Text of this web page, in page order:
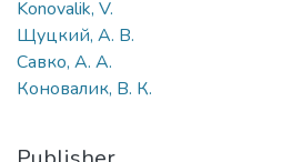
Konovalik, V.
Щуцкий, А. В.
Савко, А. А.
Коновалик, В. К.